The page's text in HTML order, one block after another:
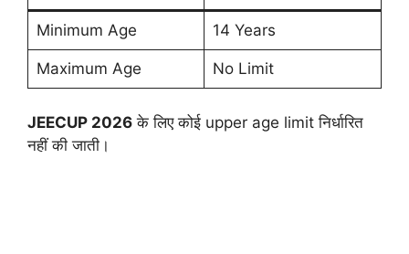
Minimum Age 14 Years
Maximum Age No Limit
JEECUP 2026 के लिए कोई upper age limit निर्धारित
नहीं की जाती।